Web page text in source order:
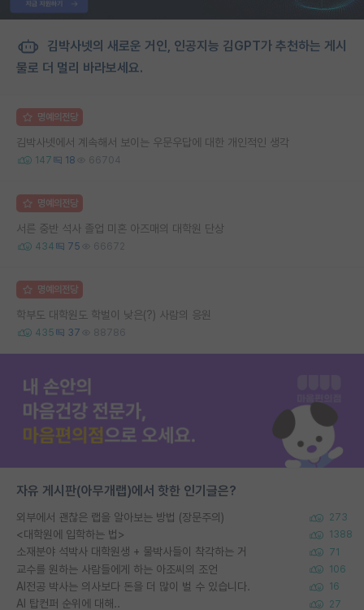
김박사넷의 새로운 거인, 인공지능 김GPT가 추천하는 게시
물로 더 멀리 바라보세요.
명예의전당
김박사넷에서 계속해서 보이는 우문우답에 대한 개인적인 생각
147 18 66704
명예의전당
서른 중반 석사 졸업 미혼 아즈매의 대학원 단상
434 75 66672
명예의전당
학부도 대학원도 학벌이 낮은(?) 사람의 응원
435 37 88786
자유 게시판(아무개랩)에서 핫한 인기글은?
외부에서 괜찮은 랩을 알아보는 방법 (장문주의) 273
<대학원에 입학하는 법> 1388
소재분야 석박사 대학원생 + 물박사들이 착각하는 거 71
교수를 원하는 사람들에게 하는 아조씨의 조언 106
AI전공 박사는 의사보다 돈을 더 많이 벌 수 있습니다. 16
AI 탑컨퍼 순위에 대해.. 27